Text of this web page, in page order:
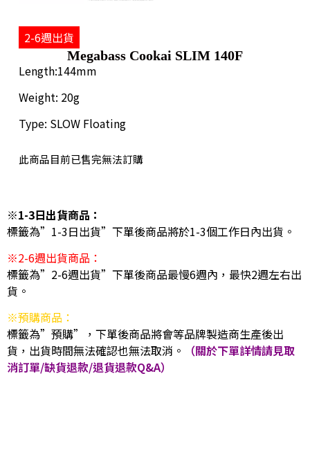
2-6週出貨
Megabass Cookai SLIM 140F
Length:144mm
Weight: 20g
Type: SLOW Floating
此商品目前已售完無法訂購
※1-3日出貨商品：
標籤為”1-3日出貨”下單後商品將於1-3個工作日內出貨。
※2-6週出貨商品：
標籤為”2-6週出貨”下單後商品最慢6週內，最快2週左右出
貨。
※預購商品：
標籤為”預購”，下單後商品將會等品牌製造商生產後出
貨，出貨時間無法確認也無法取消。
（關於下單詳情請見取
消訂單/缺貨退款/退貨退款Q&A）